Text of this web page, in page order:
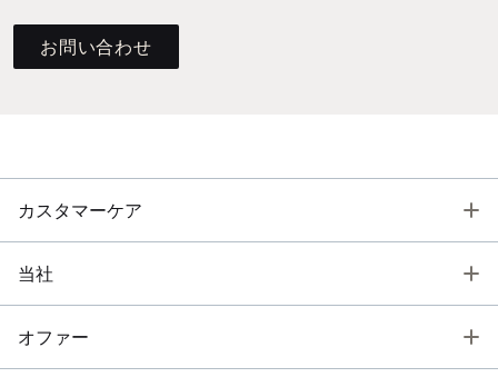
お問い合わせ
カスタマーケア
当社
オファー